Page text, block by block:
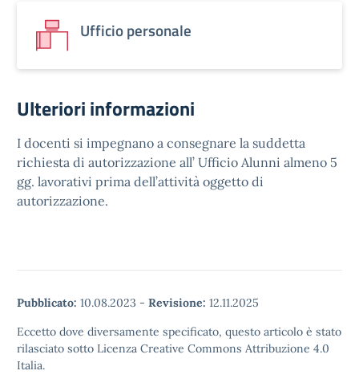
Ufficio personale
Ulteriori informazioni
I docenti si impegnano a consegnare la suddetta
richiesta di autorizzazione all’ Ufficio Alunni almeno 5
gg. lavorativi prima dell’attività oggetto di
autorizzazione.
Pubblicato: 10.08.2023 - Revisione: 12.11.2025
Eccetto dove diversamente specificato, questo articolo è stato
rilasciato sotto Licenza Creative Commons Attribuzione 4.0
Italia.